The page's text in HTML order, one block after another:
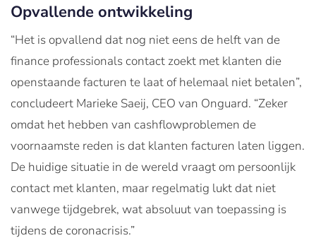
Opvallende ontwikkeling
“Het is opvallend dat nog niet eens de helft van de
finance professionals contact zoekt met klanten die
openstaande facturen te laat of helemaal niet betalen”,
concludeert Marieke Saeij, CEO van Onguard. “Zeker
omdat het hebben van cashflowproblemen de
voornaamste reden is dat klanten facturen laten liggen.
De huidige situatie in de wereld vraagt om persoonlijk
contact met klanten, maar regelmatig lukt dat niet
vanwege tijdgebrek, wat absoluut van toepassing is
tijdens de coronacrisis.”